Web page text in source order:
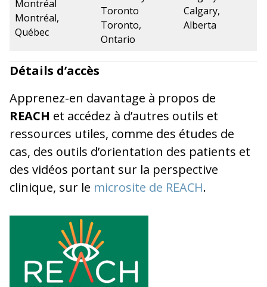
Montréal
Montréal,
Québec
Toronto
Toronto,
Ontario
Calgary,
Alberta
Détails d’accès
Apprenez-en davantage à propos de
REACH et accédez à d’autres outils et
ressources utiles, comme des études de
cas, des outils d’orientation des patients et
des vidéos portant sur la perspective
clinique, sur le microsite de REACH.